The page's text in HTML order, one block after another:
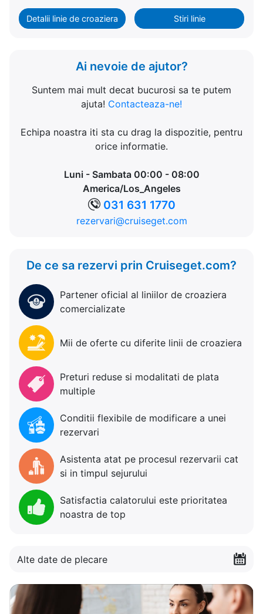
Detalii linie de croaziera Stiri linie
Ai nevoie de ajutor?
Suntem mai mult decat bucurosi sa te putem
ajuta! Contacteaza-ne!
Echipa noastra iti sta cu drag la dispozitie, pentru
orice informatie.
Luni - Sambata 00:00 - 08:00
America/Los_Angeles
031 631 1770
rezervari@cruiseget.com
De ce sa rezervi prin Cruiseget.com?
Partener oficial al liniilor de croaziera
comercializate
Mii de oferte cu diferite linii de croaziera
Preturi reduse si modalitati de plata
multiple
Conditii flexibile de modificare a unei
rezervari
Asistenta atat pe procesul rezervarii cat
si in timpul sejurului
Satisfactia calatorului este prioritatea
noastra de top
Alte date de plecare